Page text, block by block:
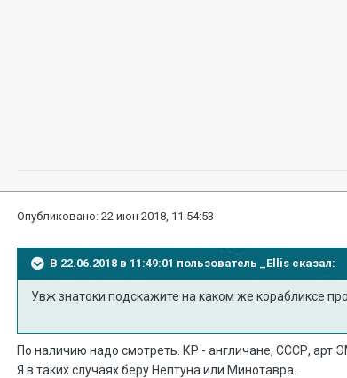
Опубликовано:22 июн 2018, 11:54:53
В 22.06.2018 в 11:49:01 пользователь _Ellis сказал:
Увж знатоки подскажите на каком же корабликсе
По наличию надо смотреть. КР - англичане, СССР, арт
Я в таких случаях беру Нептуна или Минотавра.